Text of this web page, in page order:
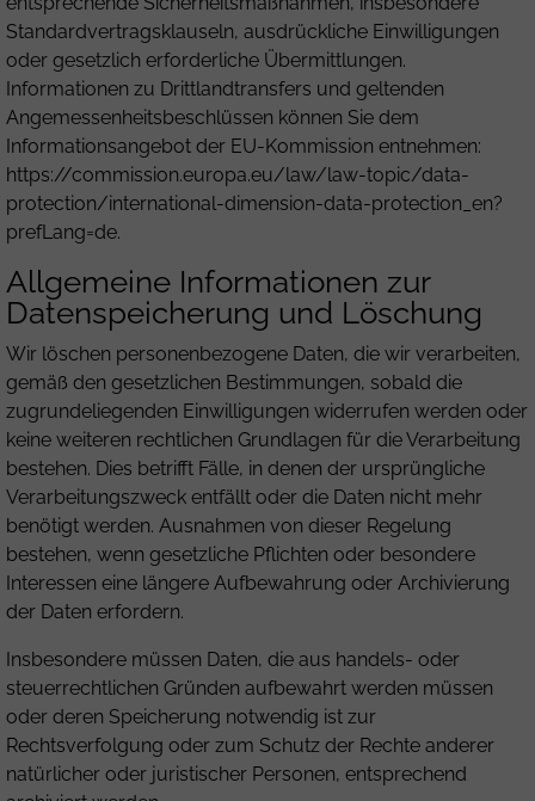
Standardvertragsklauseln, ausdrückliche Einwilligungen
oder gesetzlich erforderliche Übermittlungen.
Informationen zu Drittlandtransfers und geltenden
Angemessenheitsbeschlüssen können Sie dem
Informationsangebot der EU-Kommission entnehmen:
https://commission.europa.eu/law/law-topic/data-
protection/international-dimension-data-protection_en?
prefLang=de.
Allgemeine Informationen zur
Datenspeicherung und Löschung
Wir löschen personenbezogene Daten, die wir verarbeiten,
gemäß den gesetzlichen Bestimmungen, sobald die
zugrundeliegenden Einwilligungen widerrufen werden oder
keine weiteren rechtlichen Grundlagen für die Verarbeitung
bestehen. Dies betrifft Fälle, in denen der ursprüngliche
Verarbeitungszweck entfällt oder die Daten nicht mehr
benötigt werden. Ausnahmen von dieser Regelung
bestehen, wenn gesetzliche Pflichten oder besondere
Interessen eine längere Aufbewahrung oder Archivierung
der Daten erfordern.
Insbesondere müssen Daten, die aus handels- oder
steuerrechtlichen Gründen aufbewahrt werden müssen
oder deren Speicherung notwendig ist zur
Rechtsverfolgung oder zum Schutz der Rechte anderer
natürlicher oder juristischer Personen, entsprechend